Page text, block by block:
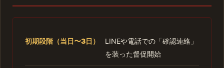
初期段階（当日〜3日）
LINEや電話での「確認連絡」
を装った督促開始